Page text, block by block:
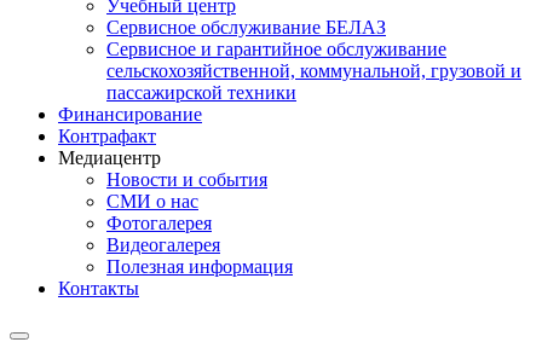
Учебный центр
Сервисное обслуживание БЕЛАЗ
Сервисное и гарантийное обслуживание
сельскохозяйственной, коммунальной, грузовой и
пассажирской техники
Финансирование
Контрафакт
Медиацентр
Новости и события
СМИ о нас
Фотогалерея
Видеогалерея
Полезная информация
Контакты